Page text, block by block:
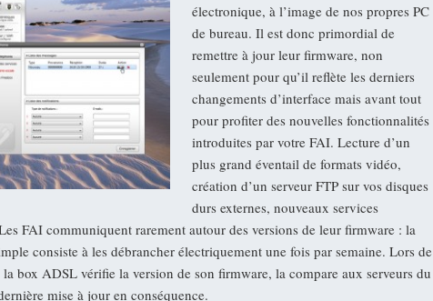
électronique, à l’image de nos propres PC
de bureau. Il est donc primordial de
remettre à jour leur firmware, non
seulement pour qu’il reflète les derniers
changements d’interface mais avant tout
pour profiter des nouvelles fonctionnalités
introduites par votre FAI. Lecture d’un
plus grand éventail de formats vidéo,
création d’un serveur FTP sur vos disques
durs externes, nouveaux services
FAI communiquent rarement autour des versions de leur firmware : la
consiste à les débrancher électriquement une fois par semaine. Lors de
la box ADSL vérifie la version de son firmware, la compare aux serveurs du
mise à jour en conséquence.